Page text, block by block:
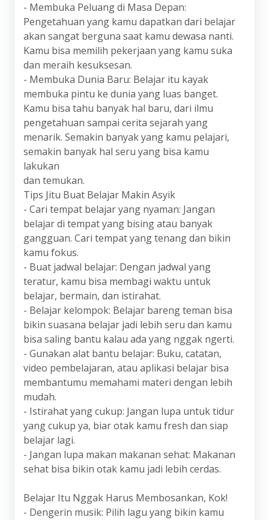
- Membuka Peluang di Masa Depan:
Pengetahuan yang kamu dapatkan dari belajar
akan sangat berguna saat kamu dewasa nanti.
Kamu bisa memilih pekerjaan yang kamu suka
dan meraih kesuksesan.
- Membuka Dunia Baru: Belajar itu kayak
membuka pintu ke dunia yang luas banget.
Kamu bisa tahu banyak hal baru, dari ilmu
pengetahuan sampai cerita sejarah yang
menarik. Semakin banyak yang kamu pelajari,
semakin banyak hal seru yang bisa kamu
lakukan
dan temukan.
Tips Jitu Buat Belajar Makin Asyik
- Cari tempat belajar yang nyaman: Jangan
belajar di tempat yang bising atau banyak
gangguan. Cari tempat yang tenang dan bikin
kamu fokus.
- Buat jadwal belajar: Dengan jadwal yang
teratur, kamu bisa membagi waktu untuk
belajar, bermain, dan istirahat.
- Belajar kelompok: Belajar bareng teman bisa
bikin suasana belajar jadi lebih seru dan kamu
bisa saling bantu kalau ada yang nggak ngerti.
- Gunakan alat bantu belajar: Buku, catatan,
video pembelajaran, atau aplikasi belajar bisa
membantumu memahami materi dengan lebih
mudah.
- Istirahat yang cukup: Jangan lupa untuk tidur
yang cukup ya, biar otak kamu fresh dan siap
belajar lagi.
- Jangan lupa makan makanan sehat: Makanan
sehat bisa bikin otak kamu jadi lebih cerdas.
Belajar Itu Nggak Harus Membosankan, Kok!
- Dengerin musik: Pilih lagu yang bikin kamu